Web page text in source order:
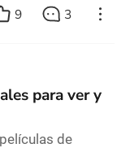
9 3
para ver y
de